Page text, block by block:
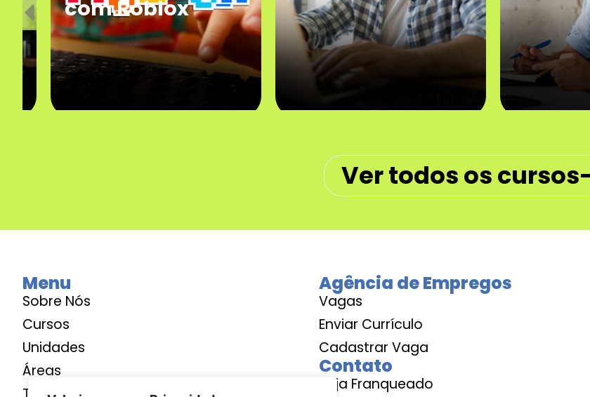
com Roblox
Ver todos os cursos
Menu
Sobre Nós
Cursos
Unidades
Áreas
Agência de Empregos
Vagas
Enviar Currículo
Cadastrar Vaga
Contato
Seja Franqueado